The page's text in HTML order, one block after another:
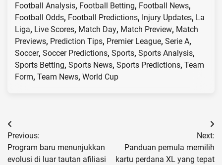
Football Analysis, Football Betting, Football News,
Football Odds, Football Predictions, Injury Updates, La
Liga, Live Scores, Match Day, Match Preview, Match
Previews, Prediction Tips, Premier League, Serie A,
Soccer, Soccer Predictions, Sports, Sports Analysis,
Sports Betting, Sports News, Sports Predictions, Team
Form, Team News, World Cup
Post
navigation
Previous:
Program baru menunjukkan
evolusi di luar tautan afiliasi
Next:
Panduan pemula memilih
kartu perdana XL yang tepat